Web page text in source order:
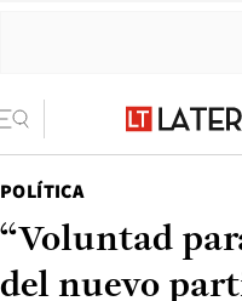
POLÍTICA
“Voluntad
del nuevo